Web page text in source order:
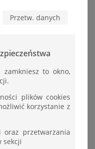
Przetw. danych
to okno,
plików cookies
korzystanie z
oraz przetwarzania
sekcji